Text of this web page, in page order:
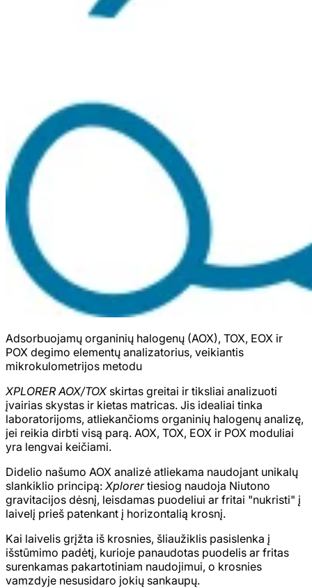
Adsorbuojamų organinių halogenų (AOX), TOX, EOX ir
POX degimo elementų analizatorius, veikiantis
mikrokulometrijos metodu
XPLORER AOX/TOXskirtas greitai ir tiksliai analizuoti
įvairias skystas ir kietas matricas. Jis idealiai tinka
laboratorijoms, atliekančioms organinių halogenų analizę,
jei reikia dirbti visą parą. AOX, TOX, EOX ir POX moduliai
yra lengvai keičiami.
Didelio našumo AOX analizė atliekama naudojant unikalų
slankiklio principą: Xplorertiesiog naudoja Niutono
gravitacijos dėsnį, leisdamas puodeliui ar fritai "nukristi" į
laivelį prieš patenkant į horizontalią krosnį.
Kai laivelis grįžta iš krosnies, šliaužiklis pasislenka į
išstūmimo padėtį, kurioje panaudotas puodelis ar fritas
surenkamas pakartotiniam naudojimui, o krosnies
vamzdyje nesusidaro jokių sankaupų.